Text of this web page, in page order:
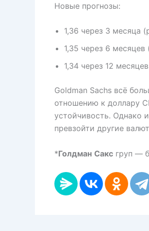
Новые прогнозы:
1,36 через 3 месяца
1,35 через 6 месяцев
1,34 через 12
Goldman Sachs всё
отношению к доллару
устойчивость. Однако
превзойти другие
*Голдман Сакс груп —